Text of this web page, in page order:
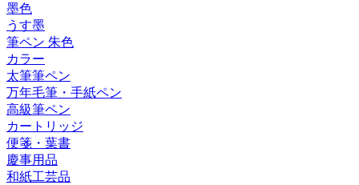
墨色
うす墨
筆ペン 朱色
カラー
太筆筆ペン
万年毛筆・手紙ペン
高級筆ペン
カートリッジ
便箋・葉書
慶事用品
和紙工芸品